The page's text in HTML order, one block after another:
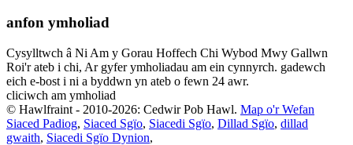
anfon ymholiad
Cysylltwch â Ni Am y Gorau Hoffech Chi Wybod Mwy Gallwn
Roi'r ateb i chi, Ar gyfer ymholiadau am ein cynnyrch. gadewch
eich e-bost i ni a byddwn yn ateb o fewn 24 awr.
cliciwch am ymholiad
© Hawlfraint - 2010-2026: Cedwir Pob Hawl. Map o'r Wefan
Siaced Padiog, Siaced Sgïo, Siacedi Sgïo, Dillad Sgïo, dillad
gwaith, Siacedi Sgïo Dynion,